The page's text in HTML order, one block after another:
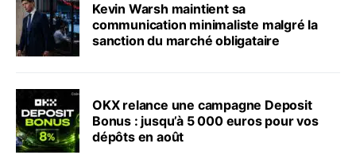
Kevin Warsh maintient sa
communication minimaliste malgré la
sanction du marché obligataire
OKX relance une campagne Deposit
Bonus : jusqu’à 5 000 euros pour vos
dépôts en août